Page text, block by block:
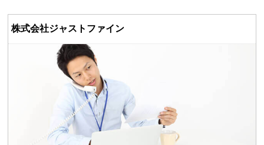
株式会社ジャストファイン